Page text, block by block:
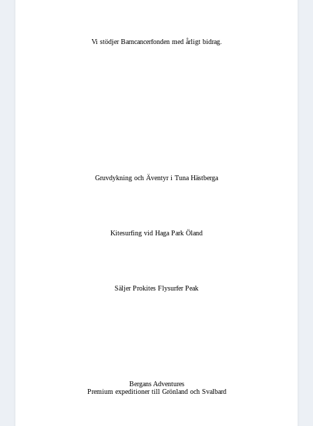
Vi stödjer Barncancerfonden med årligt bidrag.
Gruvdykning och Äventyr i Tuna Hästberga
Kitesurfing vid Haga Park Öland
Säljer Prokites Flysurfer Peak
Bergans Adventures
Premium expeditioner till Grönland och Svalbard